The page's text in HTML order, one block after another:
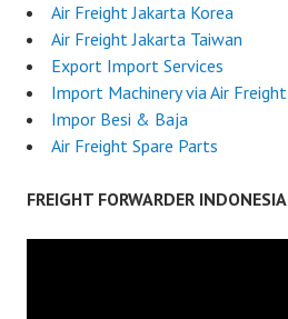
Air Freight Jakarta Korea
Air Freight Jakarta Taiwan
Export Import Services
Import Machinery via Air Freight
Impor Besi & Baja
Air Freight Spare Parts
FREIGHT FORWARDER INDONESIA